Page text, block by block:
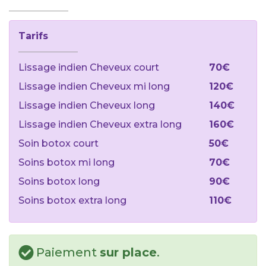
Tarifs
Lissage indien Cheveux court
70€
Lissage indien Cheveux mi long
120€
Lissage indien Cheveux long
140€
Lissage indien Cheveux extra long
160€
Soin botox court
50€
Soins botox mi long
70€
Soins botox long
90€
Soins botox extra long
110€
Paiement sur place.